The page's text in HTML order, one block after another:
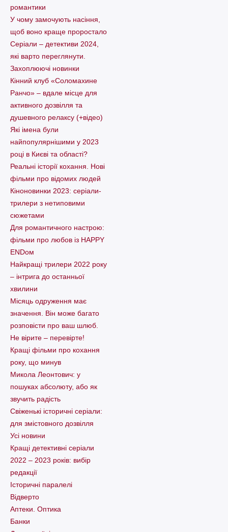
романтики
У чому замочують насіння,
щоб воно краще проростало
Серіали – детективи 2024,
які варто пеpеглянути.
Захоплюючі новинки
Кінний клуб «Соломахине
Ранчо» – вдале місце для
активного дозвілля та
душевного релаксу (+відео)
Які імена були
найпопулярнішими у 2023
році в Києві та області?
Реальні історії кохання. Нові
фільми про відомих людей
Кіноновинки 2023: серіали-
трилери з нетиповими
сюжетами
Для романтичного настрою:
фільми про любов із HAPPY
ENDом
Найкращі трилери 2022 року
– інтрига до останньої
хвилини
Місяць одруження має
значення. Він може багато
розповісти про ваш шлюб.
Не вірите – перевірте!
Кращі фільми про кохання
року, що минув
Микола Леонтович: у
пошуках абсолюту, або як
звучить радість
Свіженькі історичні серіали:
для змістовного дозвілля
Усі новини
Кращі детективні серіали
2022 – 2023 років: вибір
редакції
Історичні паралелі
Відверто
Аптеки. Оптика
Банки